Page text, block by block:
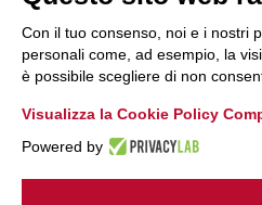
Con il tuo consenso, noi e i nostri
personali come, ad esempio, la
è possibile scegliere di non
Visualizza la Cookie Policy
Powered by